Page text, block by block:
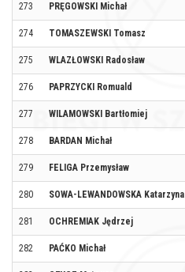
273 PRĘGOWSKI Michał
274 TOMASZEWSKI Tomasz
275 WLAZŁOWSKI Radosław
276 PAPRZYCKI Romuald
277 WILAMOWSKI Bartłomiej
278 BARDAN Michał
279 FELIGA Przemysław
280 SOWA-LEWANDOWSKA Katarzyna
281 OCHREMIAK Jędrzej
282 PAĆKO Michał